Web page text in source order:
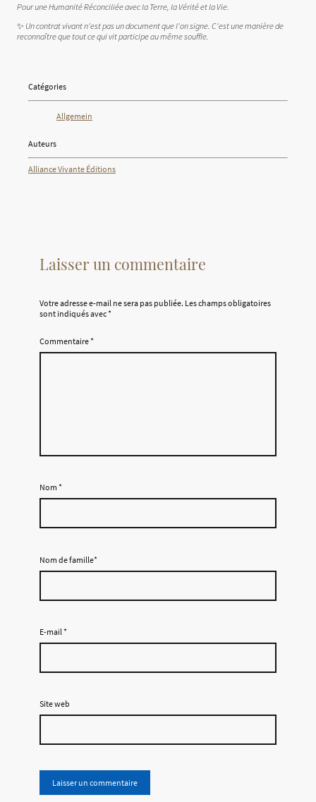
Pour une Humanité Réconciliée avec la Terre, la Vérité et la Vie.
✨ Un contrat vivant n'est pas un document que l'on signe. C'est une manière de
reconnaître que tout ce qui vit participe au même souffle.
Catégories
Allgemein
Auteurs
Alliance Vivante Éditions
Laisser un commentaire
Votre adresse e-mail ne sera pas publiée. Les champs obligatoires
sont indiqués avec*
Commentaire*
Nom *
Nom de famille*
E-mail *
Site web